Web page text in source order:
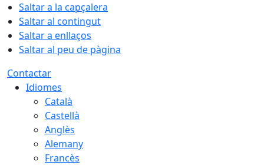
Saltar a la capçalera
Saltar al contingut
Saltar a enllaços
Saltar al peu de pàgina
Contactar
Idiomes
Català
Castellà
Anglès
Alemany
Francès